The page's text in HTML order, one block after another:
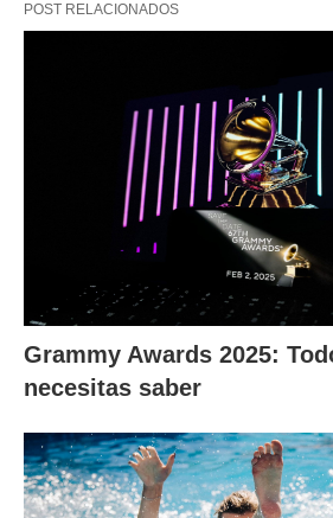
POST RELACIONADOS
Grammy Awards 2025:
necesitas saber